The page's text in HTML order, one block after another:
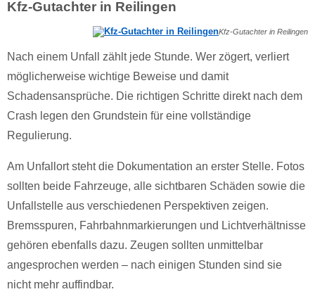
Kfz-Gutachter in Reilingen
Kfz-Gutachter in Reilingen
Nach einem Unfall zählt jede Stunde. Wer zögert, verliert
möglicherweise wichtige Beweise und damit
Schadensansprüche. Die richtigen Schritte direkt nach dem
Crash legen den Grundstein für eine vollständige
Regulierung.
Am Unfallort steht die Dokumentation an erster Stelle. Fotos
sollten beide Fahrzeuge, alle sichtbaren Schäden sowie die
Unfallstelle aus verschiedenen Perspektiven zeigen.
Bremsspuren, Fahrbahnmarkierungen und Lichtverhältnisse
gehören ebenfalls dazu. Zeugen sollten unmittelbar
angesprochen werden – nach einigen Stunden sind sie
nicht mehr auffindbar.